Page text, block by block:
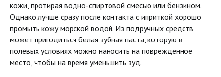
кожи, протирая водно-спиртовой смесью или бензином.
Однако лучше сразу после контакта с иприткой хорошо
промыть кожу морской водой. Из подручных средств
может пригодиться белая зубная паста, которую в
полевых условиях можно наносить на поврежденное
место, чтобы на время уменьшить зуд.